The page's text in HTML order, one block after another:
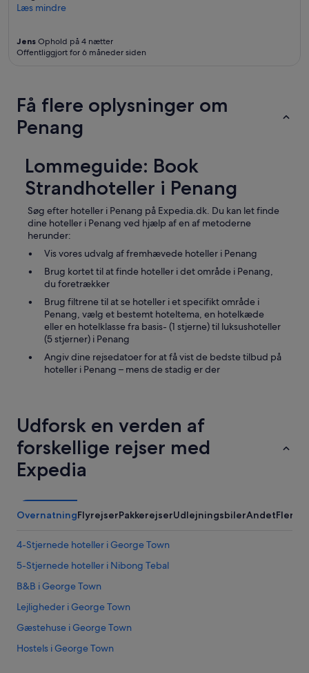
Læs mindre
Jens Ophold på 4 nætter
Offentliggjort for 6 måneder siden
Få flere oplysninger om
Penang
Lommeguide: Book
Strandhoteller i Penang
Søg efter hoteller i Penang på Expedia.dk. Du kan let finde
dine hoteller i Penang ved hjælp af en af metoderne
herunder:
Vis vores udvalg af fremhævede hoteller i Penang
Brug kortet til at finde hoteller i det område i Penang,
du foretrækker
Brug filtrene til at se hoteller i et specifikt område i
Penang, vælg et bestemt hoteltema, en hotelkæde
eller en hotelklasse fra basis- (1 stjerne) til luksushoteller
(5 stjerner) i Penang
Angiv dine rejsedatoer for at få vist de bedste tilbud på
hoteller i Penang – mens de stadig er der
Udforsk en verden af
forskellige rejser med
Expedia
OvernatningFlyrejserPakkerejserUdlejningsbilerAndetFlere
4-Stjernede hoteller i George Town
5-Stjernede hoteller i Nibong Tebal
B&B i George Town
Lejligheder i George Town
Gæstehuse i George Town
Hostels i George Town